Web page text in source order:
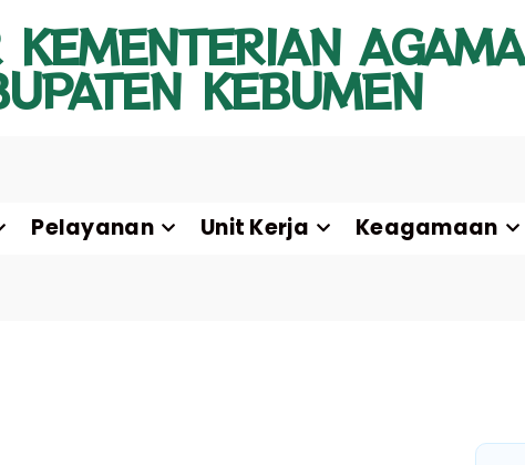
KEMENTERIAN AGAMA
KEBUMEN
Pelayanan Unit Kerja Keagamaan